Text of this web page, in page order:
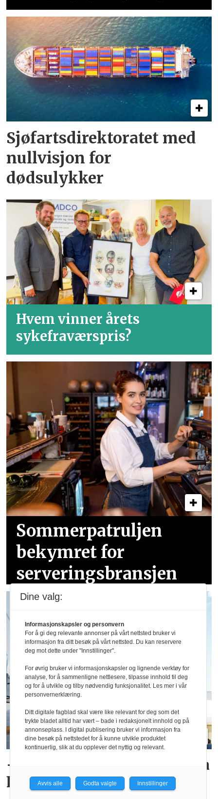
Sjøfartsdirektoratet med
nullvisjon for
dødsulykker
Hvem vinner årets
sykefraværspris?
Sommer­patruljen
bekymret for
serveringsbransjen
– Sikkerhets­krav gjør jobben
helseskadelig for elektrikere
Dine valg:
Informasjonskapsler og personvern
For å gi deg relevante annonser på vårt nettsted bruker vi
informasjon fra ditt besøk på vårt nettsted. Du kan reservere
deg mot dette under "Innstillinger".
For øvrig bruker vi informasjonskapsler og lignende verktøy for
analyse, for å sammenligne nettlesere, tilpasse innhold til deg
og for å utvikle og tilby nødvendig funksjonalitet. Les mer i vår
personvernerklæring.
Ditt digitale fagblad skal være like relevant for deg som det
trykte bladet alltid har vært – bade i redaksjonelt innhold og på
annonseplass. I digital publisering bruker vi informasjon fra
dine besøk på nettstedet for å kunne utvikle produktet
kontinuerlig, slik at du opplever det nyttig og relevant.
Avvis alle Godta valgte Innstillinger